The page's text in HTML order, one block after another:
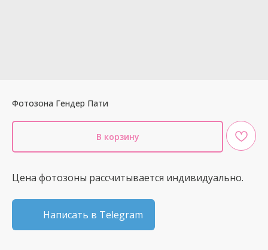
Фотозона Гендер Пати
В корзину
Цена фотозоны рассчитывается индивидуально.
Написать в Telegram